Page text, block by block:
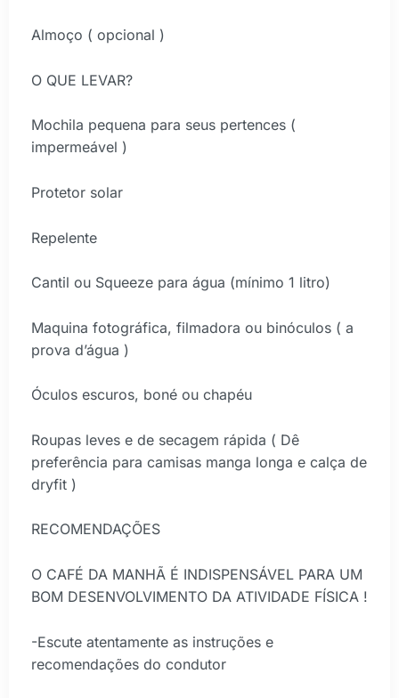
Almoço ( opcional )
O QUE LEVAR?
Mochila pequena para seus pertences (
impermeável )
Protetor solar
Repelente
Cantil ou Squeeze para água (mínimo 1 litro)
Maquina fotográfica, filmadora ou binóculos ( a
prova d’água )
Óculos escuros, boné ou chapéu
Roupas leves e de secagem rápida ( Dê
preferência para camisas manga longa e calça de
dryfit )
RECOMENDAÇÕES
O CAFÉ DA MANHÃ É INDISPENSÁVEL PARA UM
BOM DESENVOLVIMENTO DA ATIVIDADE FÍSICA !
-Escute atentamente as instruções e
recomendações do condutor